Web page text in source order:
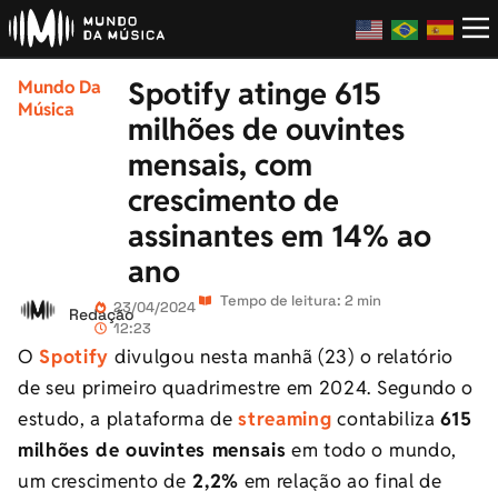
Mundo Da
Música
Spotify atinge 615
milhões de ouvintes
mensais, com
crescimento de
assinantes em 14% ao
ano
Redação23/04/2024
12:23
Tempo de leitura: 2 min
OSpotify divulgou nesta manhã (23) o relatório
de seu primeiro quadrimestre em 2024. Segundo o
estudo, a plataforma destreaming contabiliza615
milhões de ouvintes mensais em todo o mundo,
um crescimento de 2,2% em relação ao final de